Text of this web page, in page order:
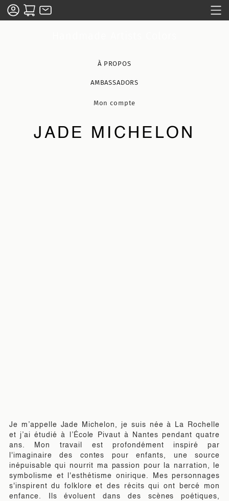
À PROPOS
AMBASSADORS
Mon compte
JADE MICHELON
Je m’appelle Jade Michelon, je suis née à La Rochelle
et j’ai étudié à l’École Pivaut à Nantes pendant quatre
ans. Mon travail est profondément inspiré par
l'imaginaire des contes pour enfants, une source
inépuisable qui nourrit ma passion pour la narration, le
symbolisme et l'esthétisme onirique. Mes personnages
s'inspirent du folklore et des récits qui ont bercé mon
enfance. Ils évoluent dans des scènes poétiques,